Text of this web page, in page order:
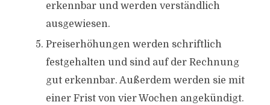
erkennbar und werden verständlich
ausgewiesen.
Preiserhöhungen werden schriftlich
festgehalten und sind auf der Rechnung
gut erkennbar. Außerdem werden sie mit
einer Frist von vier Wochen angekündigt.